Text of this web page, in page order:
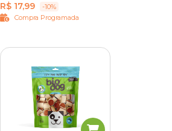
R$ 17,99
-10%
Compra Programada